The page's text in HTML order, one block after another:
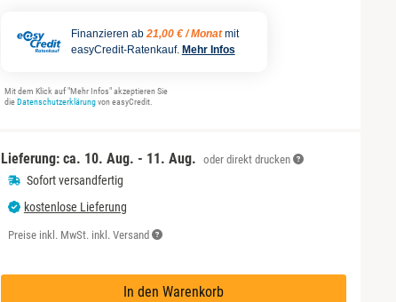
Finanzieren ab 21,00 € / Monat mit
easyCredit-Ratenkauf. Mehr Infos
Mit dem Klick auf "Mehr Infos" akzeptieren Sie
dieDatenschutzerklärungvon easyCredit.
Lieferung: ca. 10. Aug. - 11. Aug. oder direkt drucken
Sofort versandfertig
kostenlose Lieferung
Preise inkl. MwSt. inkl. Versand
In den Warenkorb